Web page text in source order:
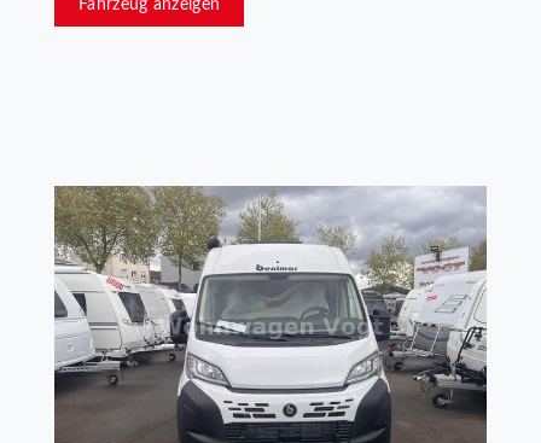
Fahrzeug anzeigen